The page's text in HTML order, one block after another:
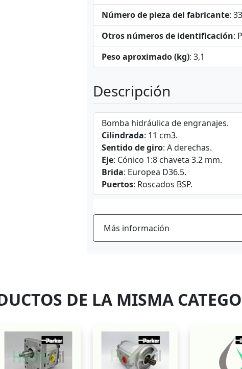
Número de pieza del fabricante:
Otros números de identificación:
Peso aproximado (kg): 3,1
Descripción
Bomba hidráulica de engranajes.
Cilindrada: 11 cm3.
Sentido de giro: A derechas.
Eje: Cónico 1:8 chaveta 3.2 mm.
Brida: Europea D36.5.
Puertos: Roscados BSP.
Más información
DE LA MISMA